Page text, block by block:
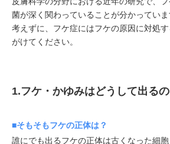
菌が深く関わっていることが分かってい
考えずに、フケ症にはフケの原因に対処
がけてください。
1.フケ・かゆみはどうして出るの
■そもそもフケの正体は？
誰にでも出るフケの正体は古くなった細胞